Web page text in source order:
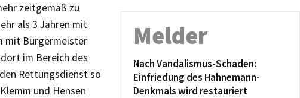
zeitgemäß zu
als 3 Jahren mit
mit Bürgermeister
im Bereich des
Rettungsdienst so
und Hensen
Melder
Nach Vandalismus-Schaden:
Einfriedung des Hahnemann-
Denkmals wird restauriert